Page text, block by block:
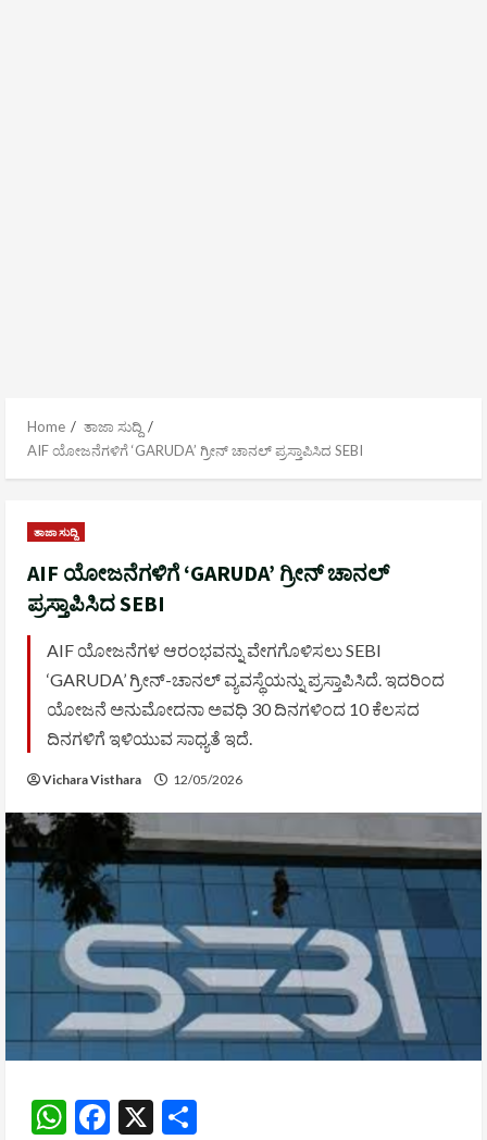
Home
ತಾಜಾ ಸುದ್ದಿ
AIF ಯೋಜನೆಗಳಿಗೆ ‘GARUDA’ ಗ್ರೀನ್ ಚಾನಲ್ ಪ್ರಸ್ತಾಪಿಸಿದ SEBI
ತಾಜಾ ಸುದ್ದಿ
AIF ಯೋಜನೆಗಳಿಗೆ ‘GARUDA’ ಗ್ರೀನ್ ಚಾನಲ್
ಪ್ರಸ್ತಾಪಿಸಿದ SEBI
AIF ಯೋಜನೆಗಳ ಆರಂಭವನ್ನು ವೇಗಗೊಳಿಸಲು SEBI
‘GARUDA’ ಗ್ರೀನ್-ಚಾನಲ್ ವ್ಯವಸ್ಥೆಯನ್ನು ಪ್ರಸ್ತಾಪಿಸಿದೆ. ಇದರಿಂದ
ಯೋಜನೆ ಅನುಮೋದನಾ ಅವಧಿ 30 ದಿನಗಳಿಂದ 10 ಕೆಲಸದ
ದಿನಗಳಿಗೆ ಇಳಿಯುವ ಸಾಧ್ಯತೆ ಇದೆ.
Vichara Visthara 12/05/2026
WhatsApp
Facebook
X